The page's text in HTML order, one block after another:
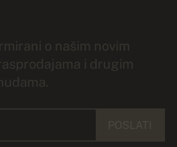
o našim novim
i drugim